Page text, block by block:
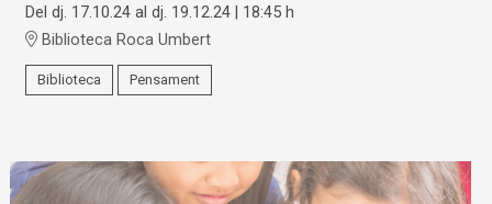
Del dj. 17.10.24 al dj. 19.12.24 | 18:45 h
Biblioteca Roca Umbert
Biblioteca Pensament